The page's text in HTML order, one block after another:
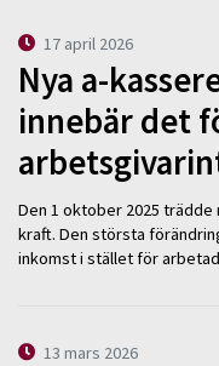
17 april 2026
Nya a-
innebär det
Den 1 oktober 2025
kraft. Den största
inkomst i stället för
13 mars 2026